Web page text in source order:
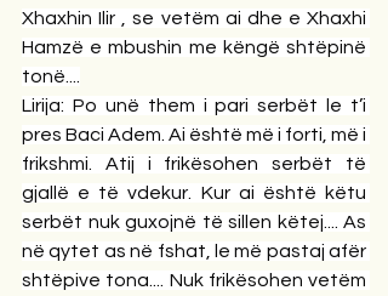
Xhaxhin Ilir , se vetëm ai dhe e Xhaxhi
Hamzë e mbushin me këngë shtëpinë
tonë....
Lirija: Po unë them i pari serbët le t’i
pres Baci Adem. Ai është më i forti, më i
frikshmi. Atij i frikësohen serbët të
gjallë e të vdekur. Kur ai është këtu
serbët nuk guxojnë të sillen këtej.... As
në qytet as në fshat, le më pastaj afër
shtëpive tona.... Nuk frikësohen vetëm